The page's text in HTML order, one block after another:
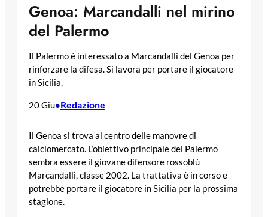
Genoa: Marcandalli nel mirino
del Palermo
Il Palermo è interessato a Marcandalli del Genoa per
rinforzare la difesa. Si lavora per portare il giocatore
in Sicilia.
20 Giu•Redazione
Il Genoa si trova al centro delle manovre di
calciomercato. L’obiettivo principale del Palermo
sembra essere il giovane difensore rossoblù
Marcandalli, classe 2002. La trattativa è in corso e
potrebbe portare il giocatore in Sicilia per la prossima
stagione.